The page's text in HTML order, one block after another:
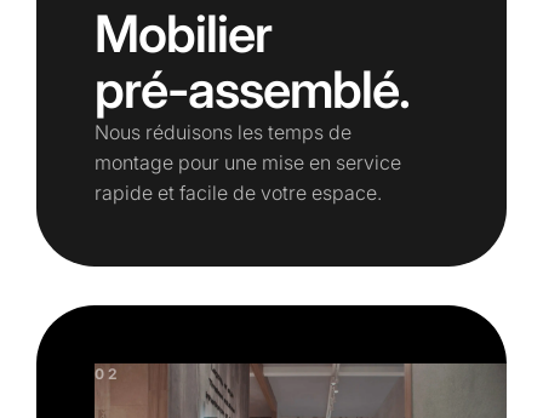
Mobilier
pré-assemblé.
Nous réduisons les temps de
montage pour une mise en service
rapide et facile de votre espace.
02